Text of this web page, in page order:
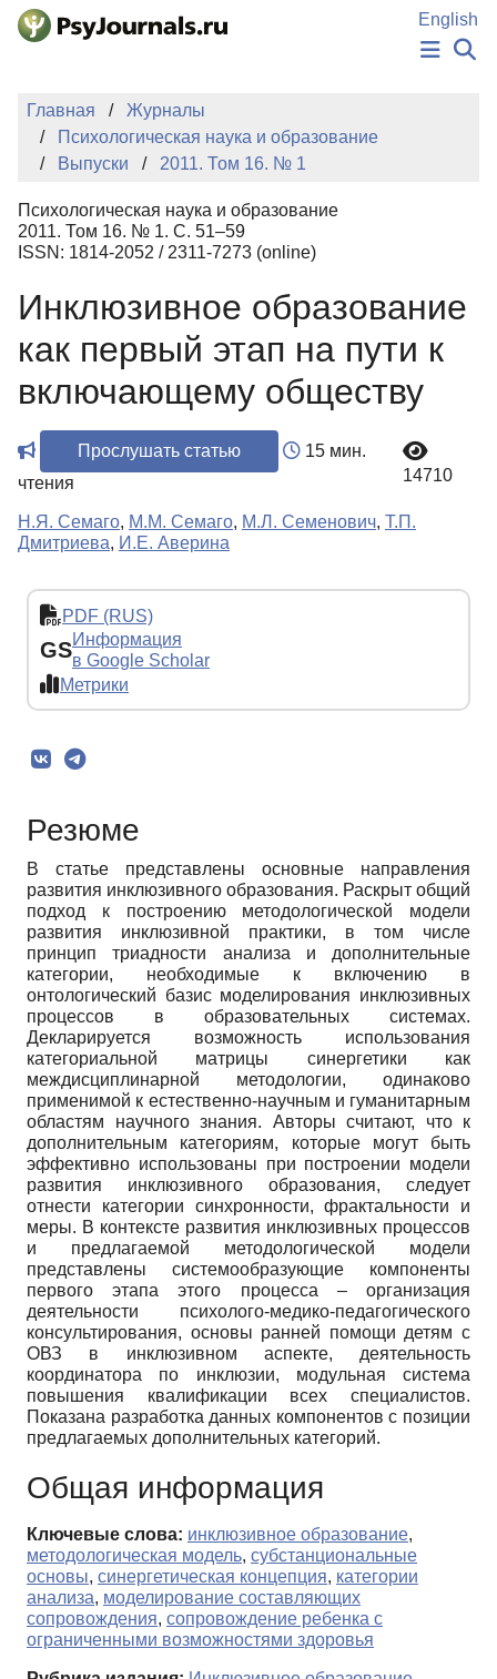
Перейти к основному содержанию
English
НОВОСТИ
ИЗДАНИЯ
АВТОРЫ
БАЗА ЗНАНИЙ
КЛЮЧЕВЫЕ СЛОВА
Регистрация
Главная
Журналы
Психологическая наука и образование
Выпуски
2011. Том 16. № 1
Психологическая наука и образование
2011. Том 16. № 1. С. 51–59
ISSN: 1814-2052 / 2311-7273 (online)
Инклюзивное образование
как первый этап на пути к
включающему обществу
Прослушать статью
15 мин.
чтения
14710
Н.Я. Семаго, М.М. Семаго, М.Л. Семенович, Т.П.
Дмитриева, И.Е. Аверина
PDF (RUS)
GSИнформация
в Google Scholar
Метрики
Резюме
В статье представлены основные направления
развития инклюзивного образования. Раскрыт общий
подход к построению методологической модели
развития инклюзивной практики, в том числе
принцип триадности анализа и дополнительные
категории, необходимые к включению в
онтологический базис моделирования инклюзивных
процессов в образовательных системах.
Декларируется возможность использования
категориальной матрицы синергетики как
междисциплинарной методологии, одинаково
применимой к естественно-научным и гуманитарным
областям научного знания. Авторы считают, что к
дополнительным категориям, которые могут быть
эффективно использованы при построении модели
развития инклюзивного образования, следует
отнести категории синхронности, фрактальности и
меры. В контексте развития инклюзивных процессов
и предлагаемой методологической модели
представлены системообразующие компоненты
первого этапа этого процесса – организация
деятельности психолого-медико-педагогического
консультирования, основы ранней помощи детям с
ОВЗ в инклюзивном аспекте, деятельность
координатора по инклюзии, модульная система
повышения квалификации всех специалистов.
Показана разработка данных компонентов с позиции
предлагаемых дополнительных категорий.
Общая информация
Ключевые слова: инклюзивное образование,
методологическая модель, субстанциональные
основы, синергетическая концепция, категории
анализа, моделирование составляющих
сопровождения, сопровождение ребенка с
ограниченными возможностями здоровья